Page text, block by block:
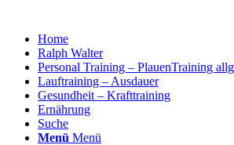
Home
Ralph Walter
Personal Training – PlauenTraining
Lauftraining – Ausdauer
Gesundheit – Krafttraining
Ernährung
Suche
Menü Menü